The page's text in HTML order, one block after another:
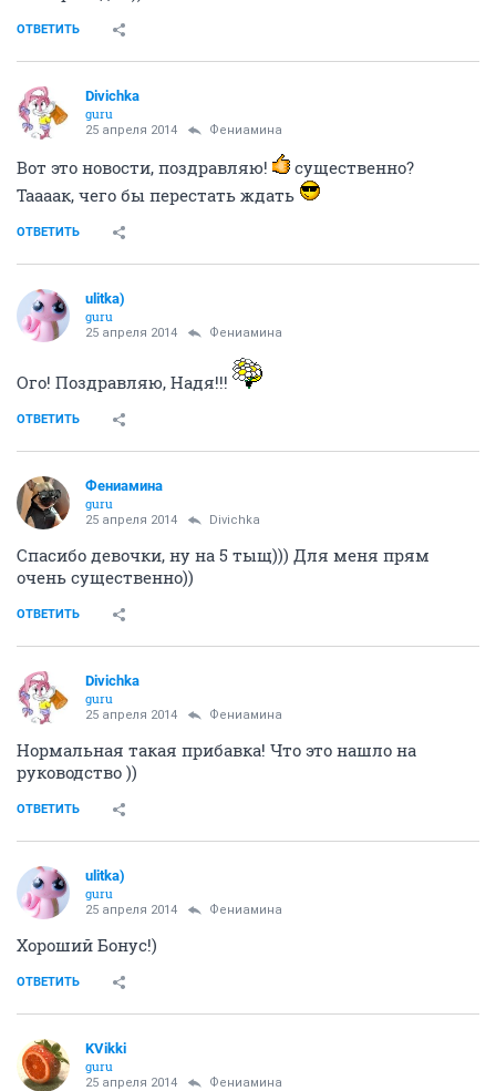
ОТВЕТИТЬ
Divichka
guru
25 апреля 2014 Фениамина
Вот это новости, поздравляю!
существенно?
Таааак, чего бы перестать ждать
ОТВЕТИТЬ
ulitka)
guru
25 апреля 2014 Фениамина
Ого! Поздравляю, Надя!!!
ОТВЕТИТЬ
Фениамина
guru
25 апреля 2014 Divichka
Спасибо девочки, ну на 5 тыщ))) Для меня прям
очень существенно))
ОТВЕТИТЬ
Divichka
guru
25 апреля 2014 Фениамина
Нормальная такая прибавка! Что это нашло на
руководство ))
ОТВЕТИТЬ
ulitka)
guru
25 апреля 2014 Фениамина
Хороший Бонус!)
ОТВЕТИТЬ
KVikki
guru
25 апреля 2014 Фениамина